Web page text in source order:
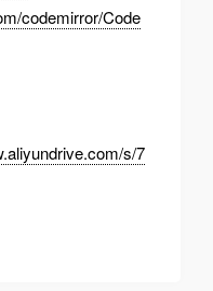
codemirror/Code
s/7